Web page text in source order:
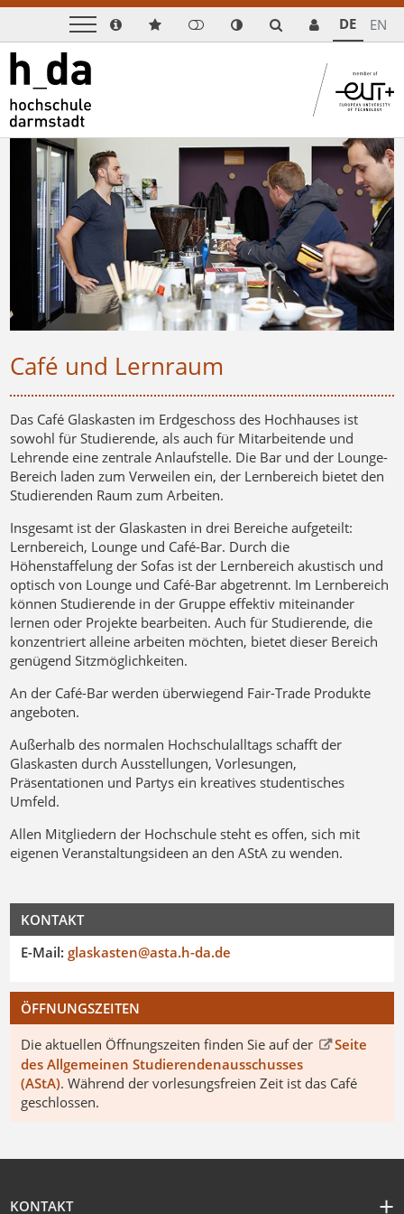
DE EN
Café und Lernraum
Das Café Glaskasten im Erdgeschoss des Hochhauses ist
sowohl für Studierende, als auch für Mitarbeitende und
Lehrende eine zentrale Anlaufstelle. Die Bar und der Lounge-
Bereich laden zum Verweilen ein, der Lernbereich bietet den
Studierenden Raum zum Arbeiten.
Insgesamt ist der Glaskasten in drei Bereiche aufgeteilt:
Lernbereich, Lounge und Café-Bar. Durch die
Höhenstaffelung der Sofas ist der Lernbereich akustisch und
optisch von Lounge und Café-Bar abgetrennt. Im Lernbereich
können Studierende in der Gruppe effektiv miteinander
lernen oder Projekte bearbeiten. Auch für Studierende, die
konzentriert alleine arbeiten möchten, bietet dieser Bereich
genügend Sitzmöglichkeiten.
An der Café-Bar werden überwiegend Fair-Trade Produkte
angeboten.
Außerhalb des normalen Hochschulalltags schafft der
Glaskasten durch Ausstellungen, Vorlesungen,
Präsentationen und Partys ein kreatives studentisches
Umfeld.
Allen Mitgliedern der Hochschule steht es offen, sich mit
eigenen Veranstaltungsideen an den AStA zu wenden.
KONTAKT
E-Mail: glaskasten@asta.h-da.de
ÖFFNUNGSZEITEN
Die aktuellen Öffnungszeiten finden Sie auf der
Seite
des Allgemeinen Studierendenausschusses
(AStA). Während der vorlesungsfreien Zeit ist das Café
geschlossen.
KONTAKT